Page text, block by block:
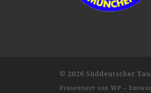
© 2026 Süddeutscher
Präsentiert von WP –